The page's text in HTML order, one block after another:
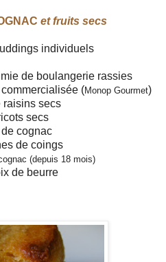
et fruits secs
individuels
de boulangerie rassies
(Monop Gourmet)
raisins secs
secs
cognac
de coings
(depuis 18 mois)
de beurre